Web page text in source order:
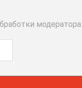
модератора.